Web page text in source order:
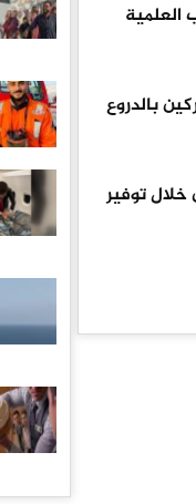
العلمية
بالدروع
خلال توفير